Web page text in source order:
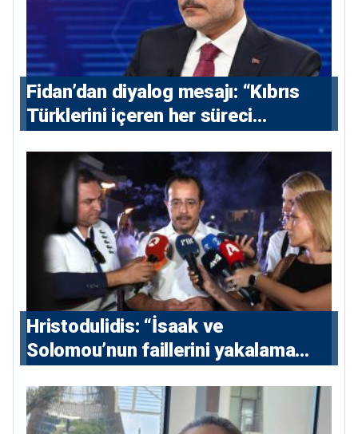
Fidan’dan diyalog mesajı: “Kıbrıs
Türklerini içeren her süreci
Hristodulidis: “İsaak ve
Solomou’nun faillerini yakalama
ve 5 uluslararası tutuklama emri
çıkarıldı”